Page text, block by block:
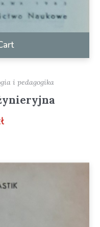
i pedagogika